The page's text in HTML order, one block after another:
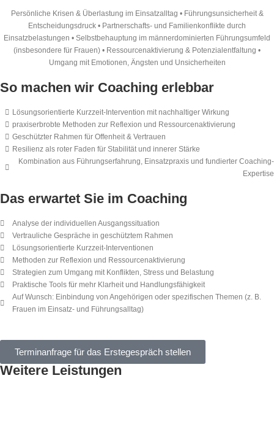
Persönliche Krisen & Überlastung im Einsatzalltag • Führungsunsicherheit &
Entscheidungsdruck • Partnerschafts- und Familienkonflikte durch
Einsatzbelastungen • Selbstbehauptung im männerdominierten Führungsumfeld
(insbesondere für Frauen) • Ressourcenaktivierung & Potenzialentfaltung •
Umgang mit Emotionen, Ängsten und Unsicherheiten
So machen wir Coaching erlebbar
Lösungsorientierte Kurzzeit-Intervention mit nachhaltiger Wirkung
praxiserbrobte Methoden zur Reflexion und Ressourcenaktivierung
Geschützter Rahmen für Offenheit & Vertrauen
Resilienz als roter Faden für Stabilität und innerer Stärke
Kombination aus Führungserfahrung, Einsatzpraxis und fundierter Coaching-
Expertise
Das erwartet Sie im Coaching
Analyse der individuellen Ausgangssituation
Vertrauliche Gespräche in geschütztem Rahmen
Lösungsorientierte Kurzzeit-Interventionen
Methoden zur Reflexion und Ressourcenaktivierung
Strategien zum Umgang mit Konflikten, Stress und Belastung
Praktische Tools für mehr Klarheit und Handlungsfähigkeit
Auf Wunsch: Einbindung von Angehörigen oder spezifischen Themen (z. B.
Frauen im Einsatz- und Führungsalltag)
Terminanfrage für das Erstegespräch stellen
Weitere Leistungen